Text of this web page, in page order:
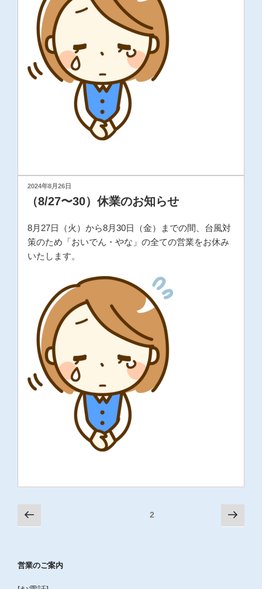
投
日:
2024年8月26日
（8/27〜30）休業のお知らせ
8月27日（火）から8月30日（金）までの間、台風対
策のため「おいでん・やな」の全ての営業をお休み
いたします。
投
稿
ペ
前
の
ジ
固定ページ2
次
の
営業のご案内